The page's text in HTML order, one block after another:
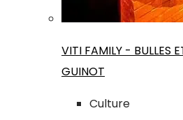
VITI FAMILY - BULLES
GUINOT
Culture